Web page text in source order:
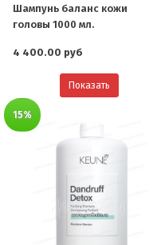
Шампунь баланс кожи
головы 1000 мл.
4 400.00 руб
Показать
15%